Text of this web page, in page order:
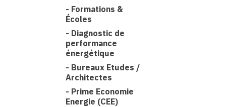
- Formations &
Écoles
- Diagnostic de
performance
énergétique
- Bureaux Etudes /
Architectes
- Prime Economie
Energie (CEE)